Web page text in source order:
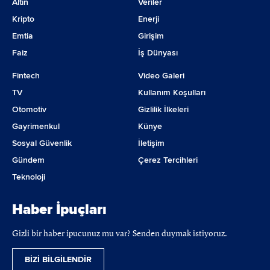
Geri Alınmış Paylar (-)
Karşılıklı İştirak Sermaye Düzeltmesi (-)
Paylara İlişkin Primler/İskontolar
- Yeniden Değerleme ve Ölçüm Kazanç/Kayıpları
- Tanımlanmış fayda planları yeniden ölçüm kazanç/(kayıpları)
- Diğer Kazanç/Kayıplar
Kar veya Zararda Yeniden Sınıflandırılacak Birikmiş Diğer Kapsamlı Gelirler
Kripto
Emtia
Faiz
Enerji
Girişim
İş Dünyası
Fintech
TV
Otomotiv
Gayrimenkul
Sosyal Güvenlik
Gündem
Teknoloji
Video Galeri
Kullanım Koşulları
Gizlilik İlkeleri
Künye
İletişim
Çerez Tercihleri
Haber İpuçları
Gizli bir haber ipucunuz mu var? Senden duymak istiyoruz.
BİZİ BİLGİLENDİR